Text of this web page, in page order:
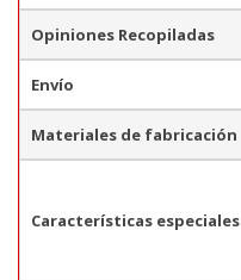
Opiniones Recopiladas
Envío
Materiales de fabricación
Características especiales